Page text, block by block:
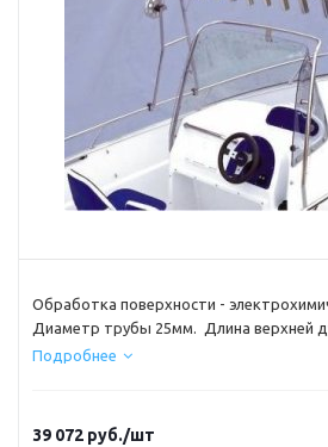
Обработка поверхности -
Диаметр трубы 25мм. Длина верхней
укомплектована поворотными
Подробнее
39 072 руб./шт